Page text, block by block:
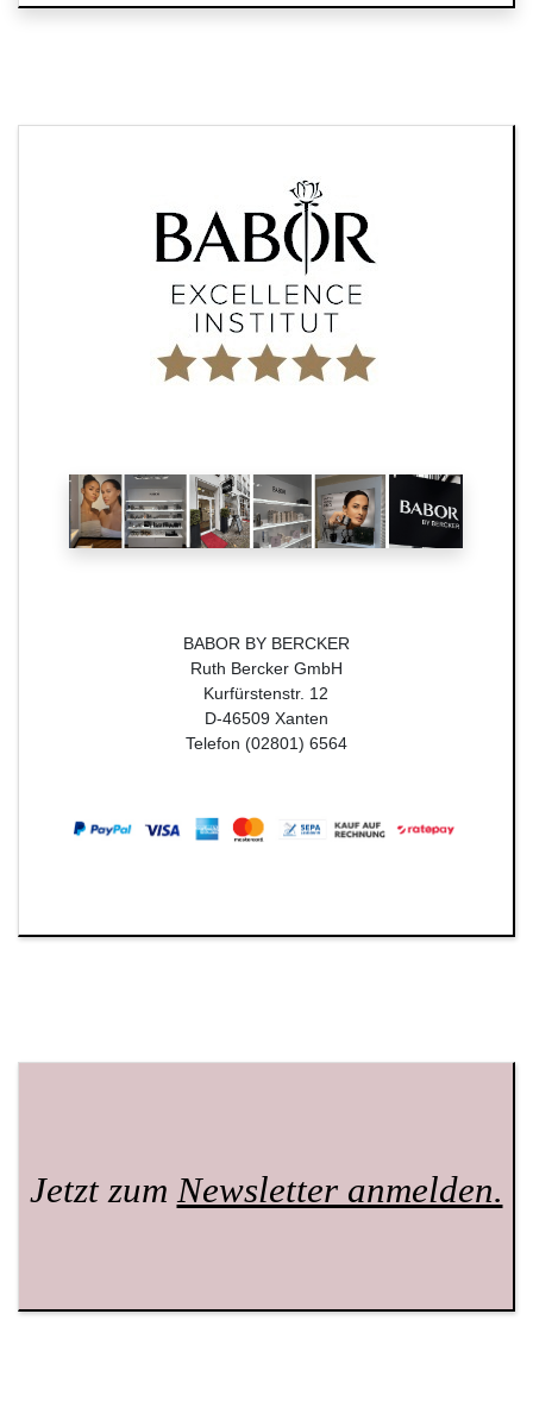
BABOR BY BERCKER
Ruth Bercker GmbH
Kurfürstenstr. 12
D-46509 Xanten
Telefon (02801) 6564
Jetzt zumNewsletter anmelden.